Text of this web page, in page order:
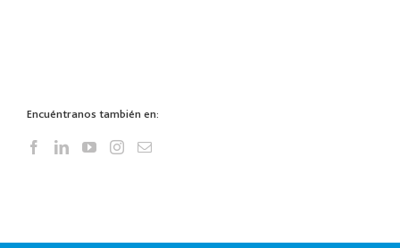
Encuéntranos también en: